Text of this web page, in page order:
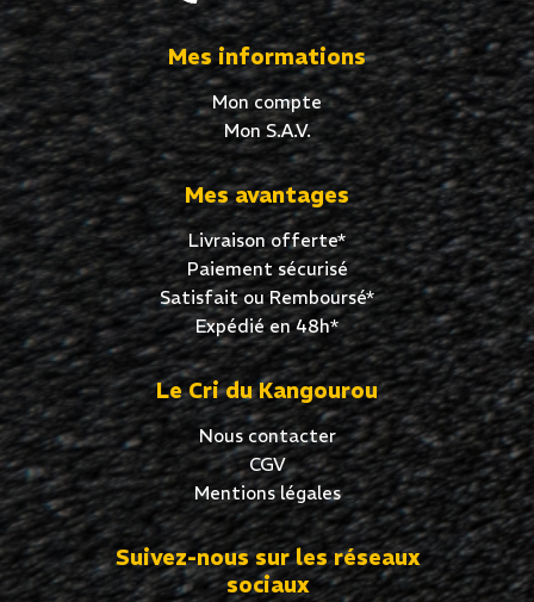
Mes informations
Mon compte
Mon S.A.V.
Mes avantages
Livraison offerte*
Paiement sécurisé
Satisfait ou Remboursé*
Expédié en 48h*
Le Cri du Kangourou
Nous contacter
CGV
Mentions légales
Suivez-nous sur les réseaux
sociaux